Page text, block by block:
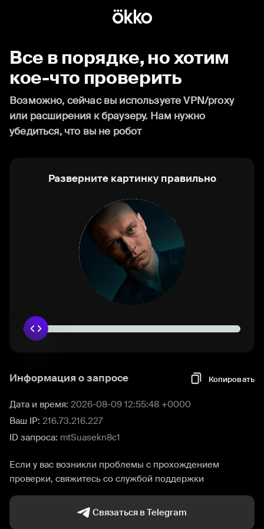
Все в порядке, но хотим
кое-что проверить
Возможно, сейчас вы используете VPN/proxy
или расширения к браузеру. Нам нужно
убедиться, что вы не робот
Разверните картинку правильно
Информация о запросе Копировать
Дата и время: 2026-08-09 12:55:48 +0000
Ваш IP: 216.73.216.227
ID запроса: mtSuasekn8c1
Если у вас возникли проблемы с прохождением
проверки, свяжитесь со службой поддержки
Связаться в Telegram